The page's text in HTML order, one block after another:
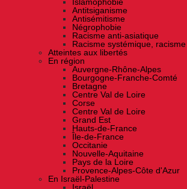
Antitsiganisme
Antisémitisme
Négrophobie
Racisme anti-asiatique
Racisme systémique,
Atteintes aux libertés
En région
Auvergne-Rhône-Alpes
Bourgogne-Franche-Comté
Bretagne
Centre Val de Loire
Corse
Centre Val de Loire
Grand Est
Hauts-de-France
Île-de-France
Occitanie
Nouvelle-Aquitaine
Pays de la Loire
Provence-Alpes-Côte d'Azur
En Israël-Palestine